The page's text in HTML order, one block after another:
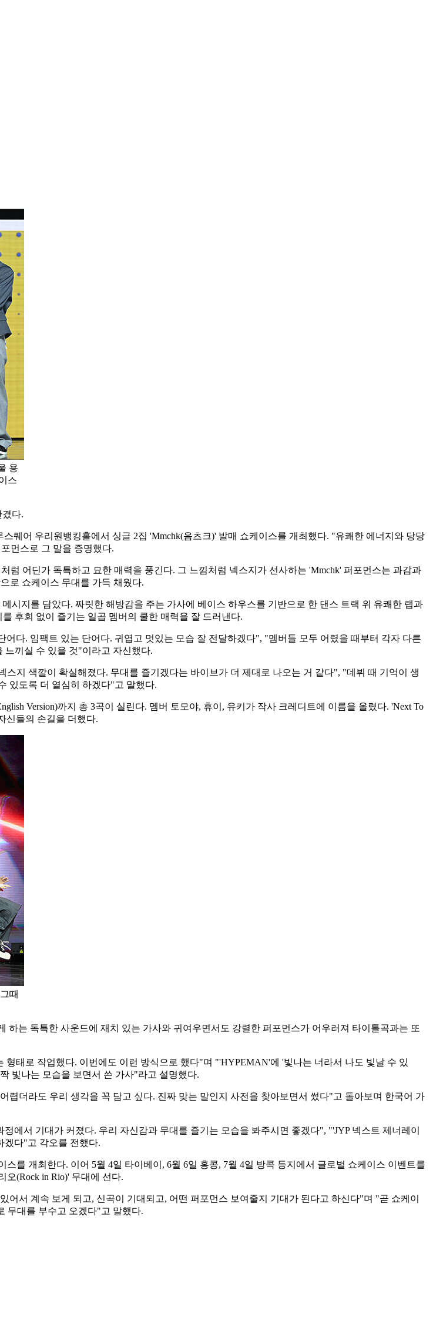
용
스
다.
퀘어 우리원뱅킹홀에서 싱글 2집 'Mmchk(음츠크)' 발매 쇼케이스를 개최했다. "유쾌한 에너지와 당당
먼스로 그 말을 증명했다.
어딘가 독특하고 묘한 매력을 풍긴다. 그 느낌처럼 넥스지가 선사하는 'Mmchk' 퍼포먼스는 과감과
로 쇼케이스 무대를 가득 채웠다.
시지를 담았다. 짜릿한 해방감을 주는 가사에 베이스 하우스를 기반으로 한 댄스 트랙 위 유쾌한 랩과
후회 없이 즐기는 일곱 멤버의 쿨한 매력을 잘 드러낸다.
다. 임팩트 있는 단어다. 귀엽고 멋있는 모습 잘 전달하겠다", "멤버들 모두 어렸을 때부터 각자 다른
느끼실 수 있을 것"이라고 자신했다.
지 색깔이 확실해졌다. 무대를 즐기겠다는 바이브가 더 제대로 나오는 거 같다", "데뷔 때 기억이 생
있도록 더 열심히 하겠다"고 말했다.
Version)까지 총 3곡이 실린다. 멤버 토모야, 휴이, 유키가 작사 크레디트에 이름을 올렸다. 'Next To
신들의 손길을 더했다.
때
는 독특한 사운드에 재치 있는 가사와 귀여우면서도 강렬한 퍼포먼스가 어우러져 타이틀곡과는 또
태로 작업했다. 이번에도 이런 방식으로 했다"며 "'HYPEMAN'에 '빛나는 너라서 나도 빛날 수 있
빛나는 모습을 보면서 쓴 가사"라고 설명했다.
더라도 우리 생각을 꼭 담고 싶다. 진짜 맞는 말인지 사전을 찾아보면서 썼다"고 돌아보며 한국어 가
에서 기대가 커졌다. 우리 자신감과 무대를 즐기는 모습을 봐주시면 좋겠다", "'JYP 넥스트 제너레이
겠다"고 각오를 전했다.
를 개최한다. 이어 5월 4일 타이베이, 6월 6일 홍콩, 7월 4일 방콕 등지에서 글로벌 쇼케이스 이벤트를
오(Rock in Rio)' 무대에 선다.
서 계속 보게 되고, 신곡이 기대되고, 어떤 퍼포먼스 보여줄지 기대가 된다고 하신다"며 "곧 쇼케이
무대를 부수고 오겠다"고 말했다.